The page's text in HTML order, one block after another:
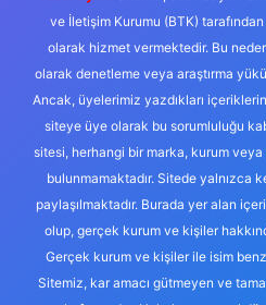
ve İletişim Kurumu (BTK) tarafından
olarak hizmet vermektedir. Bu
olarak denetleme veya araştırma
Ancak, üyelerimiz yazdıkları
siteye üye olarak bu sorumluluğu
sitesi, herhangi bir marka, kurum veya
bulunmamaktadır. Sitede yalnızca
paylaşılmaktadır. Burada yer alan
olup, gerçek kurum ve kişiler
Gerçek kurum ve kişiler ile isim
Sitemiz, kar amacı gütmeyen ve